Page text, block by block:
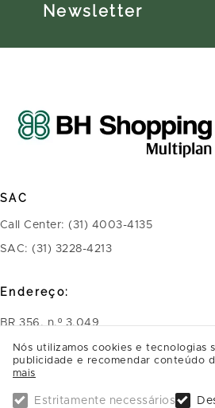
Newsletter
SAC
Call Center: (31) 4003-4135
SAC: (31) 3228-4213
Endereço:
BR 356, n.º 3.049
Bairro Belvedere - CEP: 30320-900 -
Horizonte - MG
Saiba Mais
Nós utilizamos cookies e tecnologias
publicidade e recomendar conteúdo
mais
Estritamente necessários